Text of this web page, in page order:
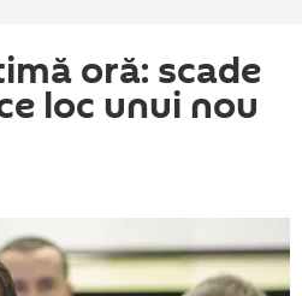
oră: scade
loc unui nou